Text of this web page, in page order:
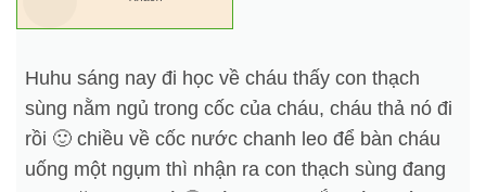
Huhu sáng nay đi học về cháu thấy con thạch
sùng nằm ngủ trong cốc của cháu, cháu thả nó đi
rồi 🙂 chiều về cốc nước chanh leo để bàn cháu
uống một ngụm thì nhận ra con thạch sùng đang